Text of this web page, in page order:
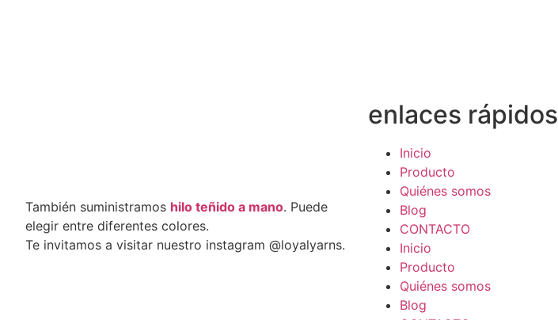
También suministramos hilo teñido a mano. Puede
elegir entre diferentes colores.
Te invitamos a visitar nuestro instagram @loyalyarns.
enlaces rápidos
Inicio
Producto
Quiénes somos
Blog
CONTACTO
Inicio
Producto
Quiénes somos
Blog